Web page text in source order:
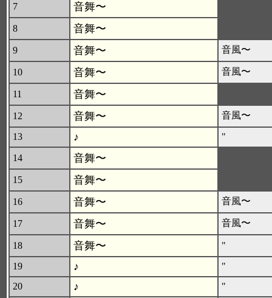
7 音舞〜
8 音舞〜
9 音舞〜 音風〜
10 音舞〜 音風〜
11 音舞〜
12 音舞〜 音風〜
13 ♪ "
14 音舞〜
15 音舞〜
16 音舞〜 音風〜
17 音舞〜 音風〜
18 音舞〜
"
19
♪
"
20
♪
"